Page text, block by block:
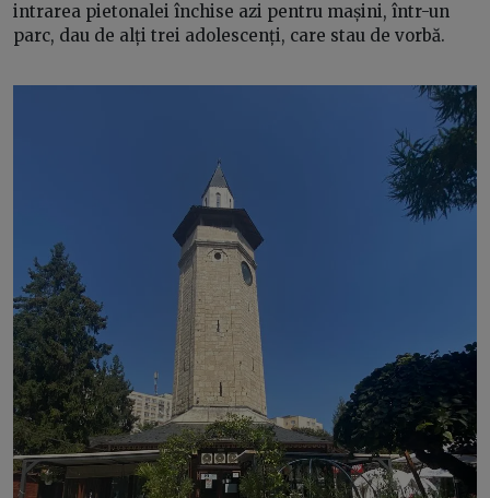
intrarea pietonalei închise azi pentru mașini, într-un
parc, dau de alți trei adolescenți, care stau de vorbă.